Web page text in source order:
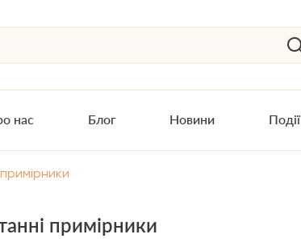
нас Блог Новини Події
примірники